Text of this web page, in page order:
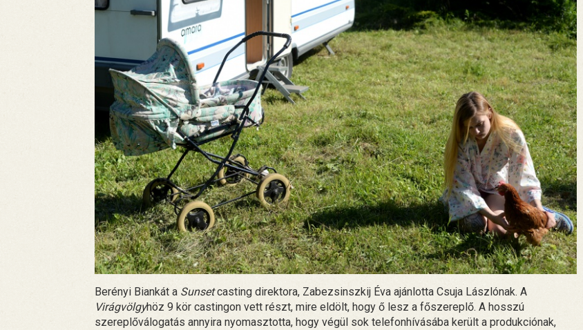
Berényi Biankát a Sunsetcasting direktora, Zabezsinszkij Éva ajánlotta Csuja Lászlónak. A
Virágvölgyhöz 9 kör castingon vett részt, mire eldölt, hogy ő lesz a főszereplő. A hosszú
szereplőválogatás annyira nyomasztotta, hogy végül sok telefonhívásába került a produkciónak,